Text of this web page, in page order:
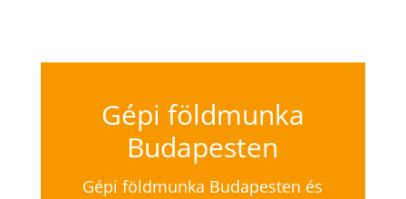
Gépi földmunka
Budapesten
Gépi földmunka Budapesten és